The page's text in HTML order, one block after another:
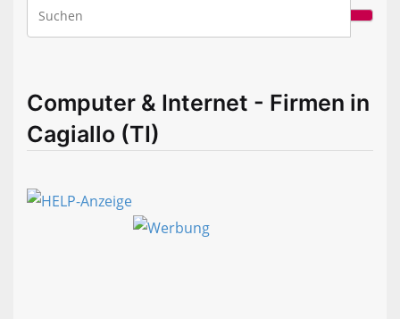
Computer & Internet - Firmen in
Cagiallo (TI)